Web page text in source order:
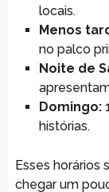
locais.
Menos
no palco
Noite de
Domingo:
histórias.
Esses horários
chegar um